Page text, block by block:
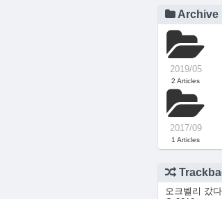
Archive
2019/05
2 Articles
2017/09
1 Articles
오크벨리 갔